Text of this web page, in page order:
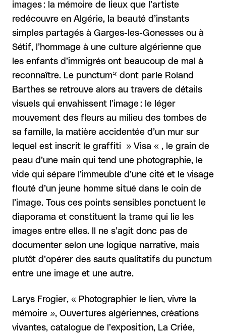
images : la mémoire de lieux que l’artiste
redécouvre en Algérie, la beauté d’instants
simples partagés à Garges-les-Gonesses ou à
Sétif, l’hommage à une culture algérienne que
les enfants d’immigrés ont beaucoup de mal à
reconnaître. Le punctum* dont parle Roland
Barthes se retrouve alors au travers de détails
visuels qui envahissent l’image : le léger
mouvement des fleurs au milieu des tombes de
sa famille, la matière accidentée d’un mur sur
lequel est inscrit le graffiti » Visa « , le grain de
peau d’une main qui tend une photographie, le
vide qui sépare l’immeuble d’une cité et le visage
flouté d’un jeune homme situé dans le coin de
l’image. Tous ces points sensibles ponctuent le
diaporama et constituent la trame qui lie les
images entre elles. Il ne s’agit donc pas de
documenter selon une logique narrative, mais
plutôt d’opérer des sauts qualitatifs du punctum
entre une image et une autre.
Larys Frogier, « Photographier le lien, vivre la
mémoire », Ouvertures algériennes, créations
vivantes, catalogue de l’exposition, La Criée,